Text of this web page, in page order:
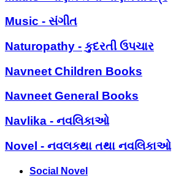
Music - સંગીત
Naturopathy - કુદરતી ઉપચાર
Navneet Children Books
Navneet General Books
Navlika - નવલિકાઓ
Novel - નવલકથા તથા નવલિકાઓ
Social Novel